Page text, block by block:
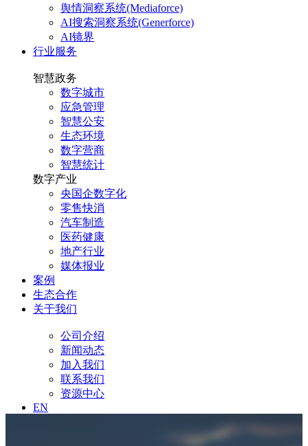
舆情洞察系统(Mediaforce)
AI搜索洞察系统(Generforce)
AI镜界
行业服务
智慧政务
数字城市
应急管理
智慧公安
生态环境
数字营商
智慧统计
数字产业
央国企数字化
零售快消
汽车制造
医药健康
地产行业
媒体报业
案例
生态合作
关于我们
公司介绍
新闻动态
加入我们
联系我们
资源中心
EN